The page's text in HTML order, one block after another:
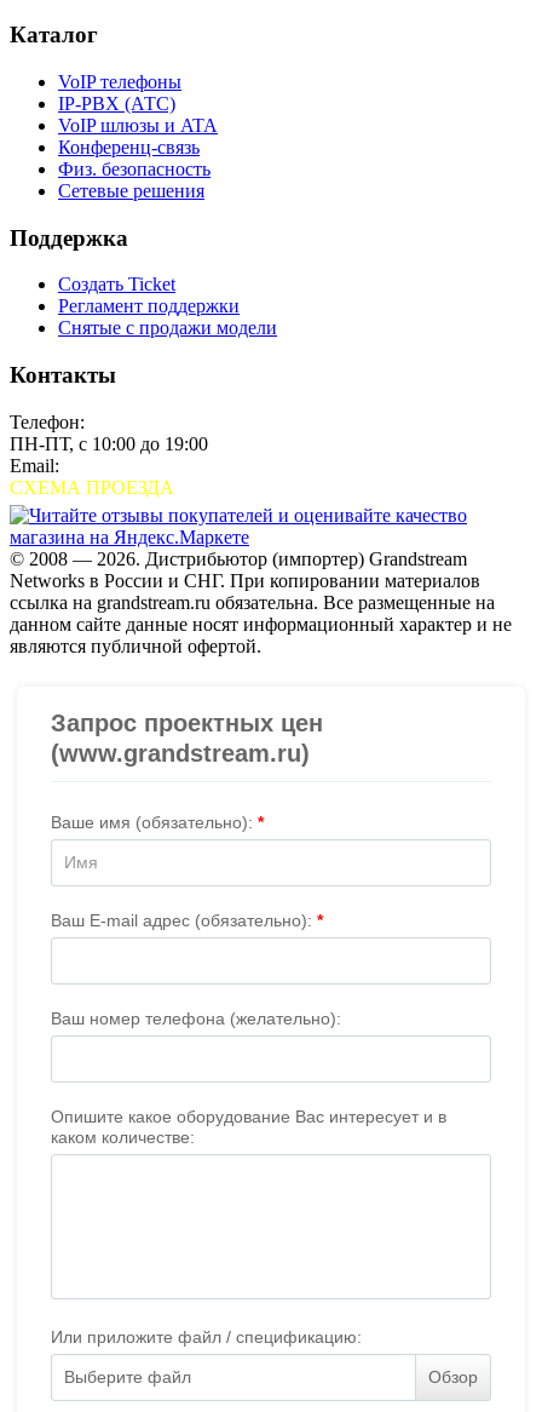
Каталог
VoIP телефоны
IP-PBX (АТС)
VoIP шлюзы и ATA
Конференц-связь
Физ. безопасность
Сетевые решения
Поддержка
Создать Ticket
Регламент поддержки
Снятые с продажи модели
Контакты
Телефон:
ПН-ПТ, с 10:00 до 19:00
Email:
СХЕМА ПРОЕЗДА
© 2008 — 2026. Дистрибьютор (импортер) Grandstream
Networks в России и СНГ. При копировании материалов
ссылка на grandstream.ru обязательна. Все размещенные на
данном сайте данные носят информационный характер и не
являются публичной офертой.